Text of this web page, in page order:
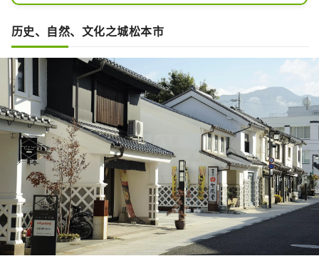
古老的五层或六层天守阁。其特色在于
双色外墙，以白色灰泥和黑色漆料涂绘
而成。当城堡背后的群山被白雪覆盖
时，城堡的黑色与雪的白色形成鲜明对
比，更显壮丽。
照片：松本城管理处
历史、自然、文化之城松本市